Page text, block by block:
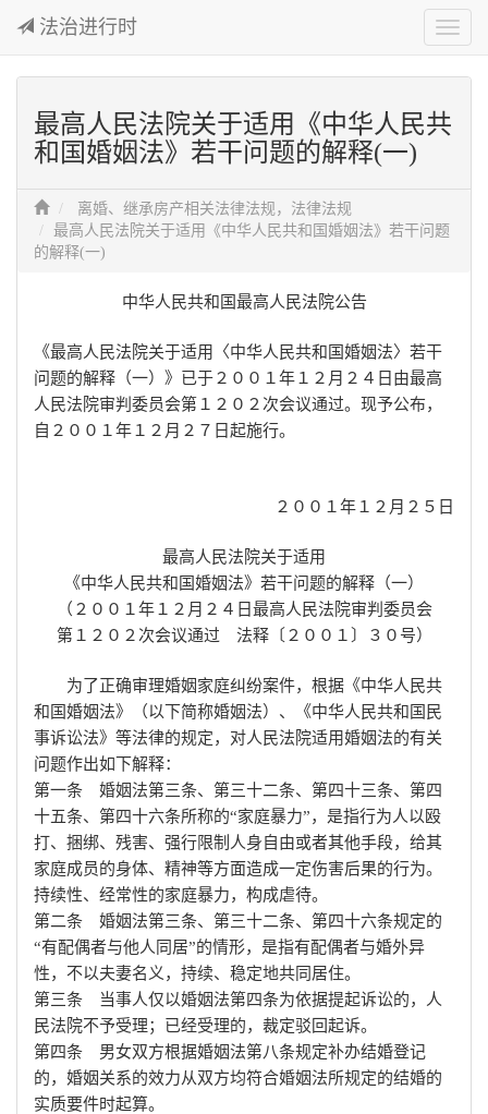
切
换
导
法治进行时
最高人民法院关于适用《中华人民共
和国婚姻法》若干问题的解释(一)
离婚、继承房产相关法律法规， 法律法规
最高人民法院关于适用《中华人民共和国婚姻法》若干问题
的解释(一)
中华人民共和国最高人民法院公告
《最高人民法院关于适用〈中华人民共和国婚姻法〉若干
问题的解释（一）》已于２００１年１２月２４日由最高
人民法院审判委员会第１２０２次会议通过。现予公布，
自２００１年１２月２７日起施行。
２００１年１２月２５日
最高人民法院关于适用
《中华人民共和国婚姻法》若干问题的解释（一）
（２００１年１２月２４日最高人民法院审判委员会
第１２０２次会议通过 法释〔２００１〕３０号）
为了正确审理婚姻家庭纠纷案件，根据《中华人民共
和国婚姻法》（以下简称婚姻法）、《中华人民共和国民
事诉讼法》等法律的规定，对人民法院适用婚姻法的有关
问题作出如下解释：
第一条 婚姻法第三条、第三十二条、第四十三条、第四
十五条、第四十六条所称的“家庭暴力”，是指行为人以殴
打、捆绑、残害、强行限制人身自由或者其他手段，给其
家庭成员的身体、精神等方面造成一定伤害后果的行为。
持续性、经常性的家庭暴力，构成虐待。
第二条 婚姻法第三条、第三十二条、第四十六条规定的
“有配偶者与他人同居”的情形，是指有配偶者与婚外异
性，不以夫妻名义，持续、稳定地共同居住。
第三条 当事人仅以婚姻法第四条为依据提起诉讼的，人
民法院不予受理；已经受理的，裁定驳回起诉。
第四条 男女双方根据婚姻法第八条规定补办结婚登记
的，婚姻关系的效力从双方均符合婚姻法所规定的结婚的
实质要件时起算。